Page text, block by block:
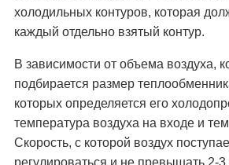
холодильных контуров, которая
каждый отдельно взятый контур.
В зависимости от объема воздуха,
подбирается размер
которых определяется его
температура воздуха на входе и
Скорость, с которой воздух
регулироваться и не превышать 2-